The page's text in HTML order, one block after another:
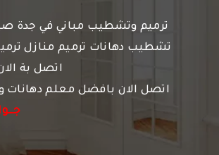
ترميم وتشطيب مباني في جدة
تشطيب دهانات ترميم منازل
اتصل بة
اتصل الان بافضل معلم دهانات